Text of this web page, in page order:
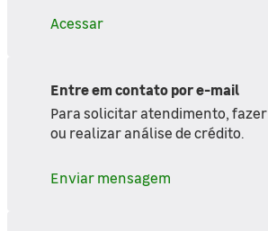
Acessar
Entre em contato por e-mail
Para solicitar atendimento,
ou realizar análise de crédito.
Enviar mensagem